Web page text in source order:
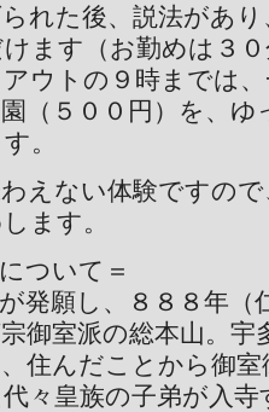
れた後、説法があ
ます（お勤めは３
ウトの９時までは、
（５００円）を、
。
えない体験ですの
ます。
ついて＝
発願し、８８８年（
御室派の総本山。宇
住んだことから御
々皇族の子弟が入